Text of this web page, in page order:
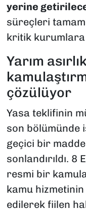
yerine
süreçleri
kritik kurumlara
Yarım
çözülüyor
Yasa teklifinin
son bölümünde
geçici bir
sonlandırıldı.
resmi bir
kamu
edilerek fiilen